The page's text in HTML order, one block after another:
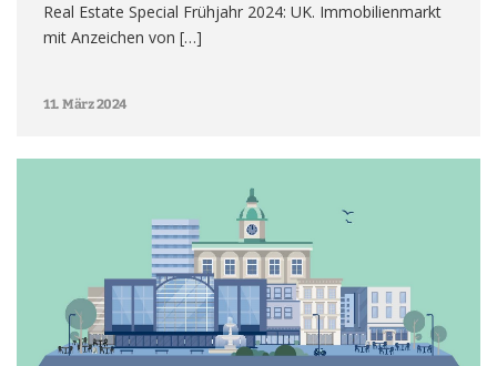
Real Estate Special Frühjahr 2024: UK. Immobilienmarkt
mit Anzeichen von […]
11. März 2024